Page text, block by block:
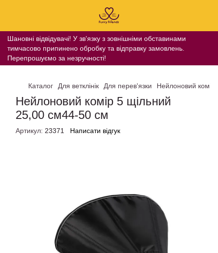
Шановні відвідувачі! У зв'язку з зовнішніми обставинами
тимчасово припинено обробку та відправку замовлень.
Перепрошуємо за незручності!
Каталог Для ветклінік Для перев'язки Нейлоновий
Нейлоновий комір 5 щільний
25,00 см44-50 см
Артикул: 23371 Написати відгук